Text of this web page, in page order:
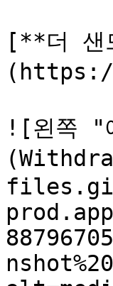
[**더 샌
(https://
![왼쪽 "